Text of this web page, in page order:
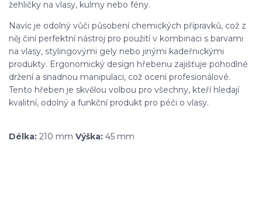
žehličky na vlasy, kulmy nebo fény.
Navíc je odolný vůči působení chemických přípravků, což z
něj činí perfektní nástroj pro použití v kombinaci s barvami
na vlasy, stylingovými gely nebo jinými kadeřnickými
produkty. Ergonomický design hřebenu zajišťuje pohodlné
držení a snadnou manipulaci, což ocení profesionálové.
Tento hřeben je skvělou volbou pro všechny, kteří hledají
kvalitní, odolný a funkční produkt pro péči o vlasy.
Délka: 210 mm Výška: 45 mm